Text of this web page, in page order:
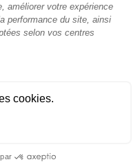
améliorer votre expérience
performance du site, ainsi
selon vos centres
cookies.
porte-gourdes pour le
pour trail running